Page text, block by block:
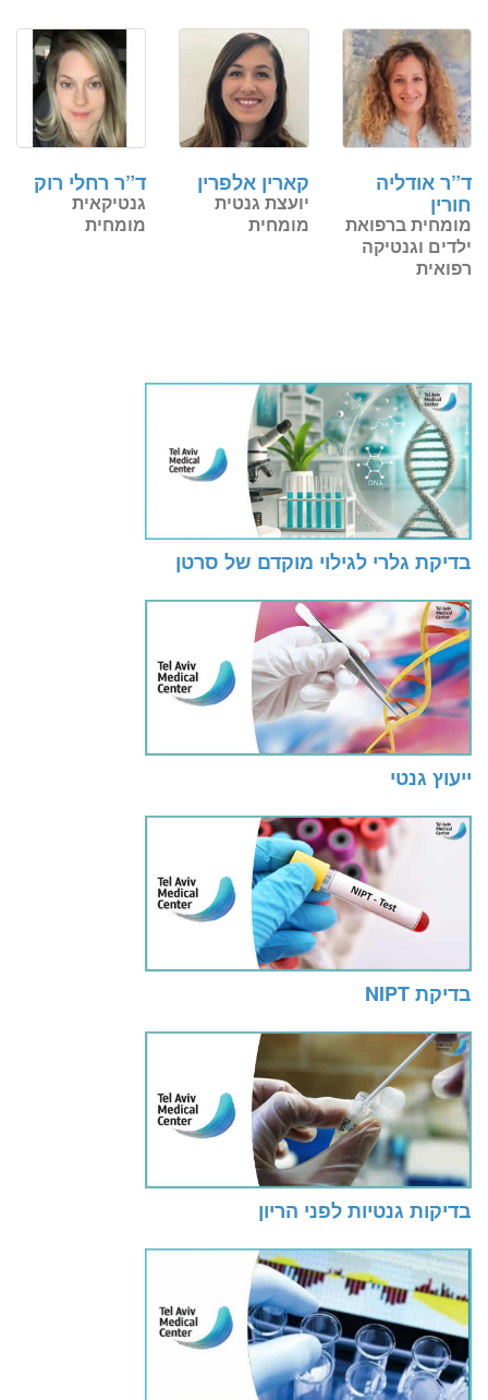
ד”ר רחלי רוק
גנטיקאית
מומחית
קארין אלפרין
יועצת גנטית
מומחית
ד”ר אודליה
חורין
מומחית ברפואת
ילדים וגנטיקה
רפואית
בדיקת גלרי לגילוי מוקדם של סרטן
ייעוץ גנטי
בדיקת NIPT
בדיקות גנטיות לפני הריון